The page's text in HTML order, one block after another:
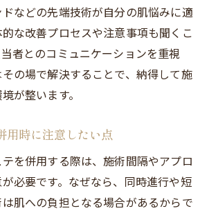
などの先端技術が自分の肌悩みに適
な改善プロセスや注意事項も聞くこ
者とのコミュニケーションを重視
の場で解決することで、納得して施
が整います。
用時に注意したい点
を併用する際は、施術間隔やアプロ
必要です。なぜなら、同時進行や短
肌への負担となる場合があるからで